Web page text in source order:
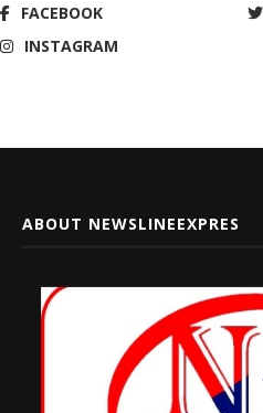
FACEBOOK
INSTAGRAM
ABOUT NEWSLINEEXPRES